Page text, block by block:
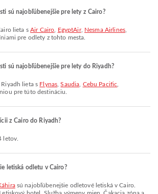
sú najobľúbenejšie pre lety z Cairo?
lieta sAir Cairo EgyptAir, Nesma Airlines,
pre odlety z tohto mesta.
sú najobľúbenejšie pre lety do Riyadh?
Riyadh lieta s Flynas ,Saudia Cebu Pacific
pre túto destináciu.
z Cairo do Riyadh?
letov.
letiská odletu v Cairo?
sú najobľúbenejšie odletové letiská v Cairo.